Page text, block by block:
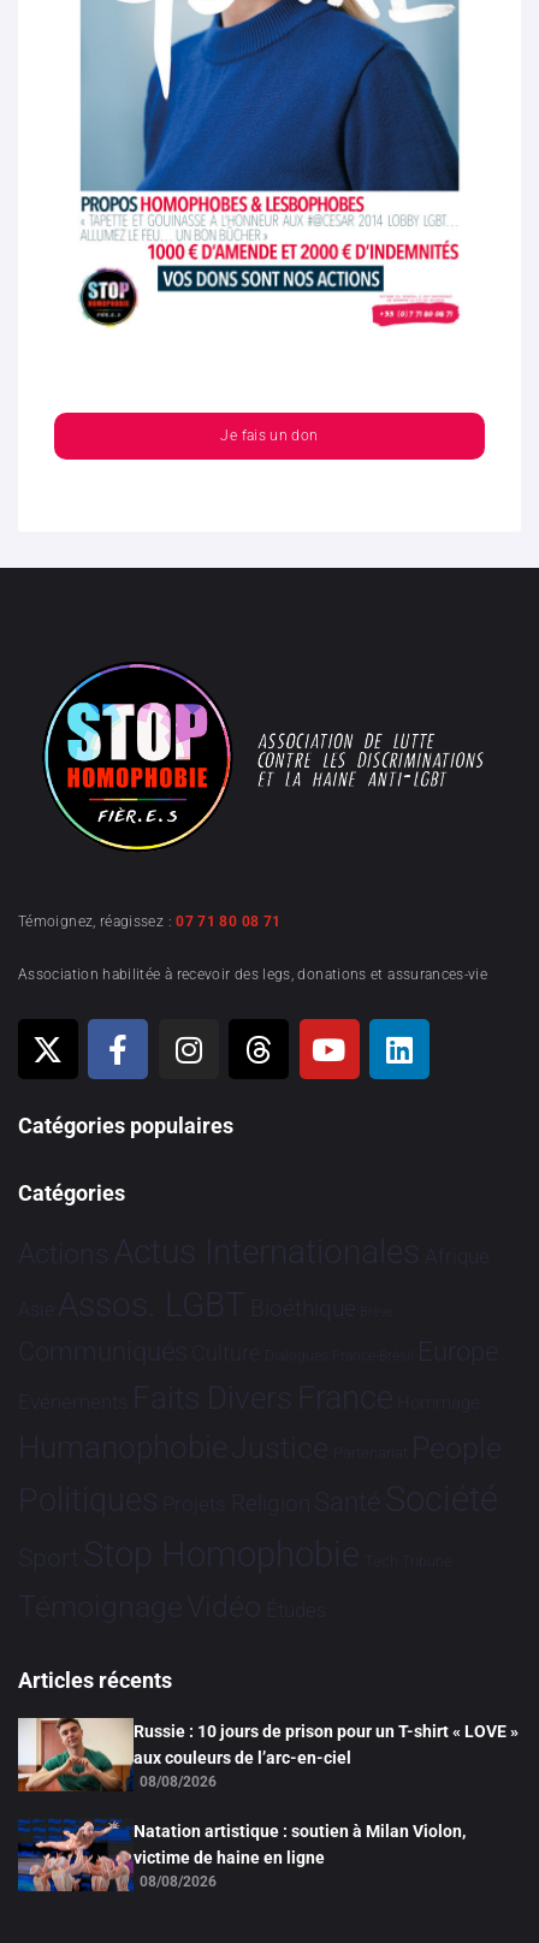
Je fais un don
Témoignez, réagissez :07 71 80 08 71
Association habilitée à recevoir des legs, donations et assurances-vie
Catégories populaires
Catégories
Actions Actus Internationales Afrique
Asie Assos. LGBT Bioéthique Brève
Communiqués Culture Dialogues France-Brésil Europe
Evénements Faits Divers France Hommage
HumanophobieJustice Partenariat People
Politiques Projets Religion Santé Société
Sport Stop Homophobie Tech Tribune
TémoignageVidéo Études
Articles récents
Russie : 10 jours de prison pour un T-shirt « LOVE »
aux couleurs de l’arc-en-ciel
08/08/2026
Natation artistique : soutien à Milan Violon,
victime de haine en ligne
08/08/2026